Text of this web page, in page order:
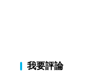
我要評論